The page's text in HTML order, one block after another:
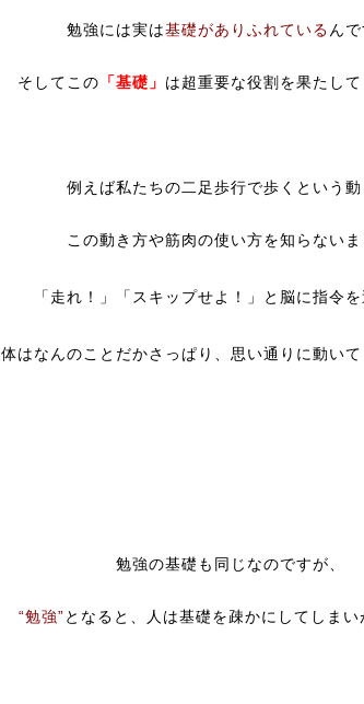
勉強には実は基礎がありふれている んで
そしてこの 「基礎」 は超重要な役割を果たして
例えば私たちの二足歩行で歩くという動
この動き方や筋肉の使い方を知らないま
「走れ！」「スキップせよ！」と脳に指令
体はなんのことだかさっぱり、思い通りに動いて
勉強の基礎も同じなのですが、
“勉強”となると、人は基礎を疎かにしてしまい